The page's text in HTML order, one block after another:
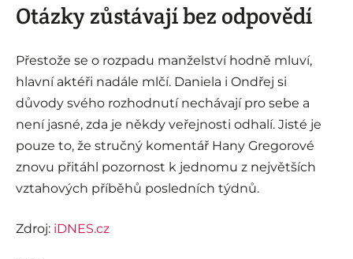
Otázky zůstávají bez odpovědí
Přestože se o rozpadu manželství hodně mluví,
hlavní aktéři nadále mlčí. Daniela i Ondřej si
důvody svého rozhodnutí nechávají pro sebe a
není jasné, zda je někdy veřejnosti odhalí. Jisté je
pouze to, že stručný komentář Hany Gregorové
znovu přitáhl pozornost k jednomu z největších
vztahových příběhů posledních týdnů.
Zdroj: iDNES.cz